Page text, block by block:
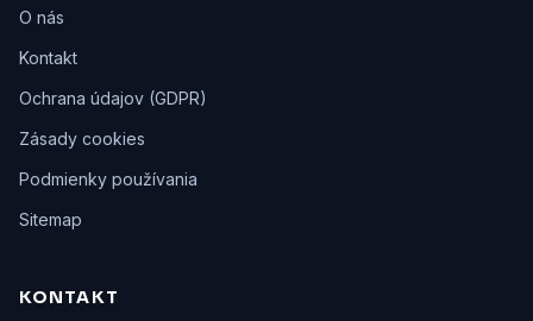
O nás
Kontakt
Ochrana údajov (GDPR)
Zásady cookies
Podmienky používania
Sitemap
KONTAKT